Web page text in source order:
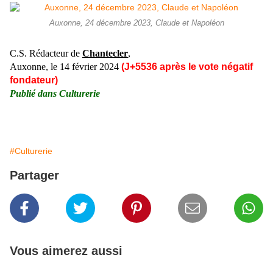
Auxonne, 24 décembre 2023, Claude et Napoléon
C.S. Rédacteur de Chantecler,
Auxonne, le 14 février 2024 (J+5536 après le vote négatif
fondateur)
Publié dans Culturerie
#Culturerie
Partager
Vous aimerez aussi